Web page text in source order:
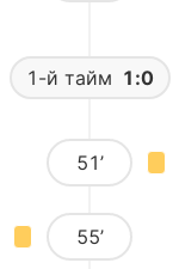
1-й тайм 1:0
51’
55’